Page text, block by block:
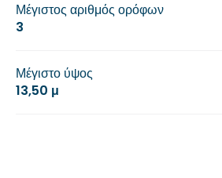
Μέγιστος αριθμός ορόφων
3
Μέγιστο ύψος
13,50 μ